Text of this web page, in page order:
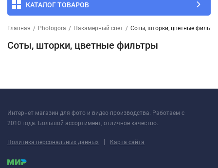
КАТАЛОГ ТОВАРОВ
Главная / Photogora / Накамерный свет / Соты, шторки, цветные
Соты, шторки, цветные фильтры
Интернет магазин для фото и видео производства. Работаем с
2010 года. Большой ассортимент, отличное качество.
Политика персональных данных | Карта сайта